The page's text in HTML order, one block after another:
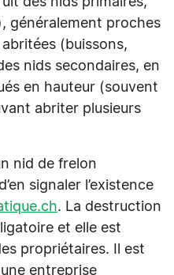
généralement proches
(buissons,
nids secondaires, en
en hauteur (souvent
abriter plusieurs
nid de frelon
signaler l’existence
. La destruction
et elle est
propriétaires. Il est
entreprise